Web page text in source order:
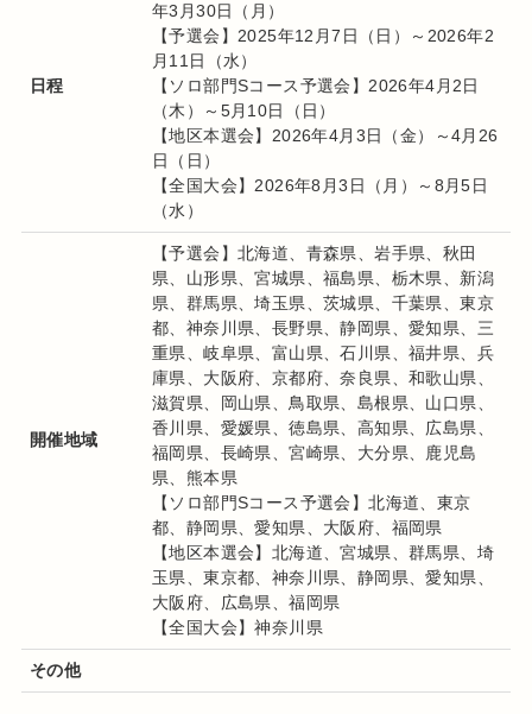
日程
年3月30日（月）
【予選会】2025年12月7日（日）～2026年2
月11日（水）
【ソロ部門Sコース予選会】2026年4月2日
（木）～5月10日（日）
【地区本選会】2026年4月3日（金）～4月26
日（日）
【全国大会】2026年8月3日（月）～8月5日
（水）
開催地域
【予選会】北海道、青森県、岩手県、秋田
県、山形県、宮城県、福島県、栃木県、新潟
県、群馬県、埼玉県、茨城県、千葉県、東京
都、神奈川県、長野県、静岡県、愛知県、三
重県、岐阜県、富山県、石川県、福井県、兵
庫県、大阪府、京都府、奈良県、和歌山県、
滋賀県、岡山県、鳥取県、島根県、山口県、
香川県、愛媛県、徳島県、高知県、広島県、
福岡県、長崎県、宮崎県、大分県、鹿児島
県、熊本県
【ソロ部門Sコース予選会】北海道、東京
都、静岡県、愛知県、大阪府、福岡県
【地区本選会】北海道、宮城県、群馬県、埼
玉県、東京都、神奈川県、静岡県、愛知県、
大阪府、広島県、福岡県
【全国大会】神奈川県
その他